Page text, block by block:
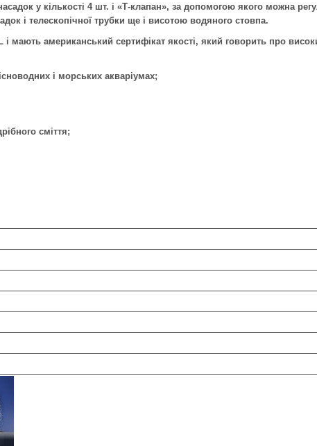
у кількості 4 шт. і «Т-клапан», за допомогою якого можна
і телескопічної трубки ще і висотою водяного стовпа.
і мають американський сертифікат якості, який говорить про
і морських акваріумах;
сміття;